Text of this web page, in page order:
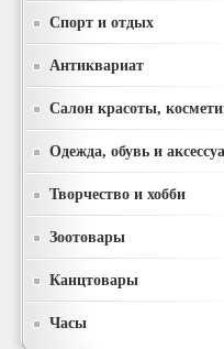
Спорт и отдых
Антиквариат
Салон красоты,
Одежда, обувь и
Творчество и хобби
Зоотовары
Канцтовары
Часы